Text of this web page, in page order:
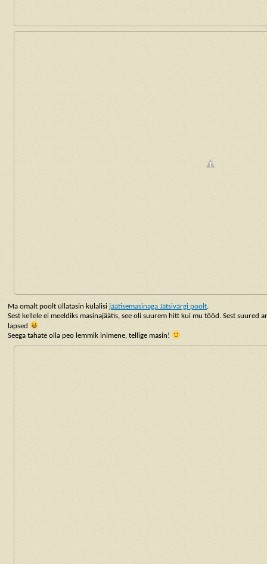
Ma omalt poolt üllatasin külalisi jäätisemasinaga Jätsivärgi poolt.
Sest kellele ei meeldiks masinajäätis, see oli suurem hitt kui mu tööd. Sest suured
lapsed
Seega tahate olla peo lemmik inimene, tellige masin!